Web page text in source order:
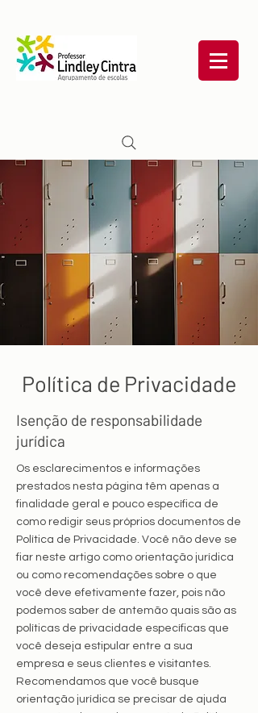
Política de Privacidade
Isenção de responsabilidade
jurídica
Os esclarecimentos e informações
prestados nesta página têm apenas a
finalidade geral e pouco específica de
como redigir seus próprios documentos de
Política de Privacidade. Você não deve se
fiar neste artigo como orientação jurídica
ou como recomendações sobre o que
você deve efetivamente fazer, pois não
podemos saber de antemão quais são as
políticas de privacidade específicas que
você deseja estipular entre a sua
empresa e seus clientes e visitantes.
Recomendamos que você busque
orientação jurídica se precisar de ajuda